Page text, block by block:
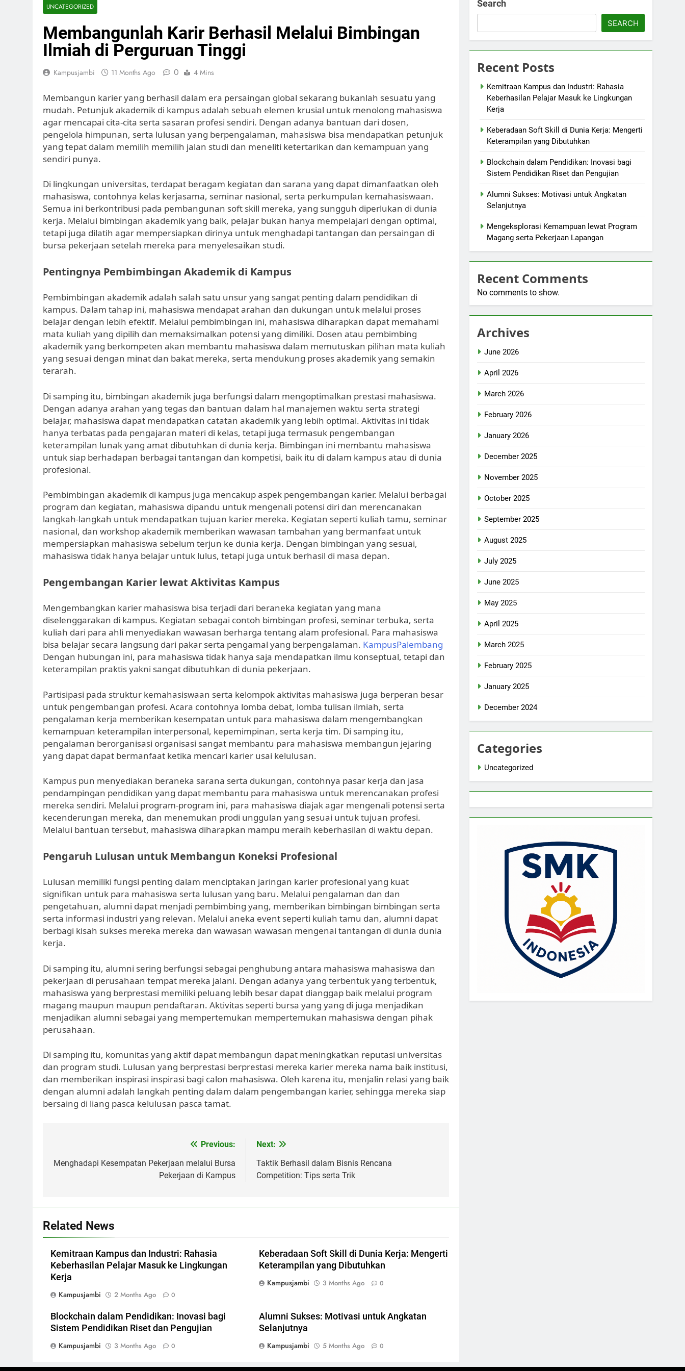
UNCATEGORIZED
Membangunlah Karir Berhasil Melalui Bimbingan
Ilmiah di Perguruan Tinggi
Kampusjambi 11 Months Ago 0 4 Mins
Membangun karier yang berhasil dalam era persaingan global sekarang bukanlah sesuatu yang
mudah. Petunjuk akademik di kampus adalah sebuah elemen krusial untuk menolong mahasiswa
agar mencapai cita-cita serta sasaran profesi sendiri. Dengan adanya bantuan dari dosen,
pengelola himpunan, serta lulusan yang berpengalaman, mahasiswa bisa mendapatkan petunjuk
yang tepat dalam memilih memilih jalan studi dan meneliti ketertarikan dan kemampuan yang
sendiri punya.
Di lingkungan universitas, terdapat beragam kegiatan dan sarana yang dapat dimanfaatkan oleh
mahasiswa, contohnya kelas kerjasama, seminar nasional, serta perkumpulan kemahasiswaan.
Semua ini berkontribusi pada pembangunan soft skill mereka, yang sungguh diperlukan di dunia
kerja. Melalui bimbingan akademik yang baik, pelajar bukan hanya mempelajari dengan optimal,
tetapi juga dilatih agar mempersiapkan dirinya untuk menghadapi tantangan dan persaingan di
bursa pekerjaan setelah mereka para menyelesaikan studi.
Pentingnya Pembimbingan Akademik di Kampus
Pembimbingan akademik adalah salah satu unsur yang sangat penting dalam pendidikan di
kampus. Dalam tahap ini, mahasiswa mendapat arahan dan dukungan untuk melalui proses
belajar dengan lebih efektif. Melalui pembimbingan ini, mahasiswa diharapkan dapat memahami
mata kuliah yang dipilih dan memaksimalkan potensi yang dimiliki. Dosen atau pembimbing
akademik yang berkompeten akan membantu mahasiswa dalam memutuskan pilihan mata kuliah
yang sesuai dengan minat dan bakat mereka, serta mendukung proses akademik yang semakin
terarah.
Di samping itu, bimbingan akademik juga berfungsi dalam mengoptimalkan prestasi mahasiswa.
Dengan adanya arahan yang tegas dan bantuan dalam hal manajemen waktu serta strategi
belajar, mahasiswa dapat mendapatkan catatan akademik yang lebih optimal. Aktivitas ini tidak
hanya terbatas pada pengajaran materi di kelas, tetapi juga termasuk pengembangan
keterampilan lunak yang amat dibutuhkan di dunia kerja. Bimbingan ini membantu mahasiswa
untuk siap berhadapan berbagai tantangan dan kompetisi, baik itu di dalam kampus atau di dunia
profesional.
Pembimbingan akademik di kampus juga mencakup aspek pengembangan karier. Melalui berbagai
program dan kegiatan, mahasiswa dipandu untuk mengenali potensi diri dan merencanakan
langkah-langkah untuk mendapatkan tujuan karier mereka. Kegiatan seperti kuliah tamu, seminar
nasional, dan workshop akademik memberikan wawasan tambahan yang bermanfaat untuk
mempersiapkan mahasiswa sebelum terjun ke dunia kerja. Dengan bimbingan yang sesuai,
mahasiswa tidak hanya belajar untuk lulus, tetapi juga untuk berhasil di masa depan.
Pengembangan Karier lewat Aktivitas Kampus
Mengembangkan karier mahasiswa bisa terjadi dari beraneka kegiatan yang mana
diselenggarakan di kampus. Kegiatan sebagai contoh bimbingan profesi, seminar terbuka, serta
kuliah dari para ahli menyediakan wawasan berharga tentang alam profesional. Para mahasiswa
bisa belajar secara langsung dari pakar serta pengamal yang berpengalaman. KampusPalembang
Dengan hubungan ini, para mahasiswa tidak hanya saja mendapatkan ilmu konseptual, tetapi dan
keterampilan praktis yakni sangat dibutuhkan di dunia pekerjaan.
Partisipasi pada struktur kemahasiswaan serta kelompok aktivitas mahasiswa juga berperan besar
untuk pengembangan profesi. Acara contohnya lomba debat, lomba tulisan ilmiah, serta
pengalaman kerja memberikan kesempatan untuk para mahasiswa dalam mengembangkan
kemampuan keterampilan interpersonal, kepemimpinan, serta kerja tim. Di samping itu,
pengalaman berorganisasi organisasi sangat membantu para mahasiswa membangun jejaring
yang dapat dapat bermanfaat ketika mencari karier usai kelulusan.
Kampus pun menyediakan beraneka sarana serta dukungan, contohnya pasar kerja dan jasa
pendampingan pendidikan yang dapat membantu para mahasiswa untuk merencanakan profesi
mereka sendiri. Melalui program-program ini, para mahasiswa diajak agar mengenali potensi serta
kecenderungan mereka, dan menemukan prodi unggulan yang sesuai untuk tujuan profesi.
Melalui bantuan tersebut, mahasiswa diharapkan mampu meraih keberhasilan di waktu depan.
Pengaruh Lulusan untuk Membangun Koneksi Profesional
Lulusan memiliki fungsi penting dalam menciptakan jaringan karier profesional yang kuat
signifikan untuk para mahasiswa serta lulusan yang baru. Melalui pengalaman dan dan
pengetahuan, alumni dapat menjadi pembimbing yang, memberikan bimbingan bimbingan serta
serta informasi industri yang relevan. Melalui aneka event seperti kuliah tamu dan, alumni dapat
berbagi kisah sukses mereka mereka dan wawasan wawasan mengenai tantangan di dunia dunia
kerja.
Di samping itu, alumni sering berfungsi sebagai penghubung antara mahasiswa mahasiswa dan
pekerjaan di perusahaan tempat mereka jalani. Dengan adanya yang terbentuk yang terbentuk,
mahasiswa yang berprestasi memiliki peluang lebih besar dapat dianggap baik melalui program
magang maupun maupun pendaftaran. Aktivitas seperti bursa yang yang di juga menjadikan
menjadikan alumni sebagai yang mempertemukan mempertemukan mahasiswa dengan pihak
perusahaan.
Di samping itu, komunitas yang aktif dapat membangun dapat meningkatkan reputasi universitas
dan program studi. Lulusan yang berprestasi berprestasi mereka karier mereka nama baik institusi,
dan memberikan inspirasi inspirasi bagi calon mahasiswa. Oleh karena itu, menjalin relasi yang baik
dengan alumni adalah langkah penting dalam dalam pengembangan karier, sehingga mereka siap
bersaing di liang pasca kelulusan pasca tamat.
navigation
Previous:
Menghadapi Kesempatan Pekerjaan melalui Bursa
Pekerjaan di Kampus
Next:
Taktik Berhasil dalam Bisnis Rencana
Competition: Tips serta Trik
Related News
Kemitraan Kampus dan Industri: Rahasia
Keberhasilan Pelajar Masuk ke Lingkungan
Kerja
Kampusjambi
2 Months Ago 0
Keberadaan Soft Skill di Dunia Kerja: Mengerti
Keterampilan yang Dibutuhkan
Kampusjambi
3 Months Ago 0
Blockchain dalam Pendidikan: Inovasi bagi
Sistem Pendidikan Riset dan Pengujian
Kampusjambi
3 Months Ago 0
Alumni Sukses: Motivasi untuk Angkatan
Selanjutnya
Kampusjambi
5 Months Ago 0
Search
SEARCH
Recent Posts
Kemitraan Kampus dan Industri: Rahasia
Keberhasilan Pelajar Masuk ke Lingkungan
Kerja
Keberadaan Soft Skill di Dunia Kerja: Mengerti
Keterampilan yang Dibutuhkan
Blockchain dalam Pendidikan: Inovasi bagi
Sistem Pendidikan Riset dan Pengujian
Alumni Sukses: Motivasi untuk Angkatan
Selanjutnya
Mengeksplorasi Kemampuan lewat Program
Magang serta Pekerjaan Lapangan
Recent Comments
No comments to show.
Archives
June 2026
April 2026
March 2026
February 2026
January 2026
December 2025
November 2025
October 2025
September 2025
August 2025
July 2025
June 2025
May 2025
April 2025
March 2025
February 2025
January 2025
December 2024
Categories
Uncategorized